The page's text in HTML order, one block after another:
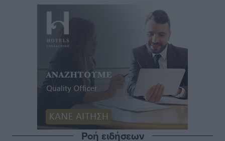
Ροή ειδήσεων